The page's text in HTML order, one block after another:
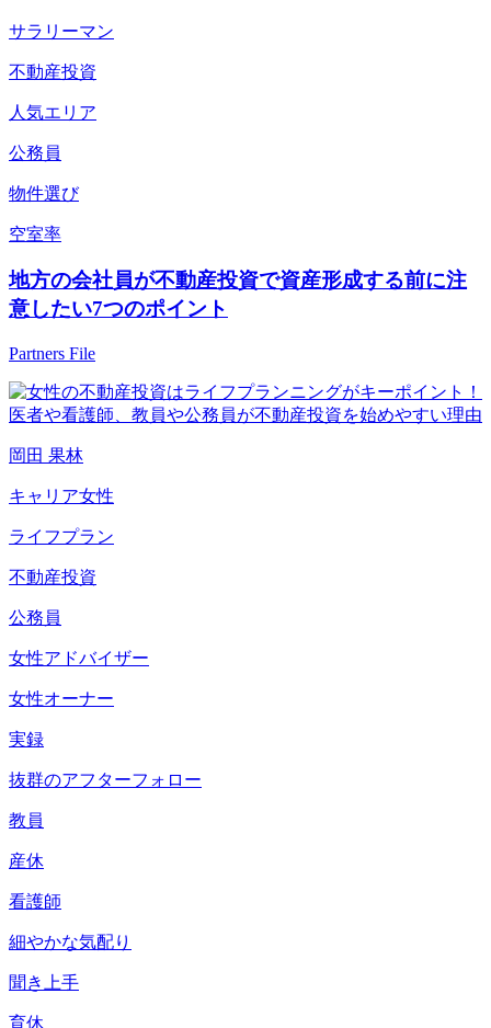
サラリーマン
不動産投資
人気エリア
公務員
物件選び
空室率
地方の会社員が不動産投資で資産形成する前に注
意したい7つのポイント
Partners File
岡田 果林
キャリア女性
ライフプラン
不動産投資
公務員
女性アドバイザー
女性オーナー
実録
抜群のアフターフォロー
教員
産休
看護師
細やかな気配り
聞き上手
育休